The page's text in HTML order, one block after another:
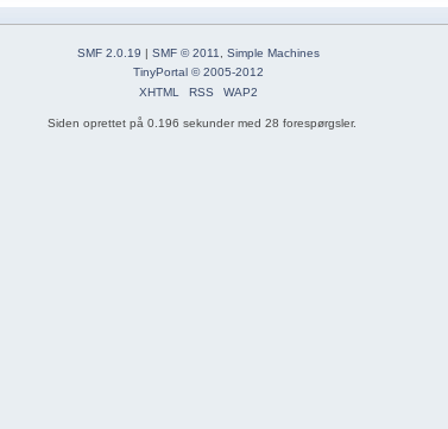
SMF 2.0.19 |SMF © 2011 ,Simple Machines
TinyPortal © 2005-2012
XHTML
RSS WAP2
Siden oprettet på 0.196 sekunder med 28 forespørgsler.